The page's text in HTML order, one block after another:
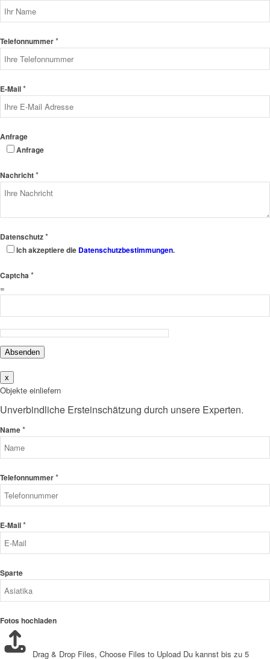
Telefonnummer*
E-Mail*
Anfrage
Anfrage
Nachricht*
Datenschutz*
Ich akzeptiere die Datenschutzbestimmungen.
Captcha *
=
Absenden
x
Objekte einliefern
Unverbindliche Ersteinschätzung durch unsere Experten.
Name*
Telefonnummer*
E-Mail*
Sparte
Fotos hochladen
Drag & Drop Files, Choose Files to Upload Du kannst bis zu 5